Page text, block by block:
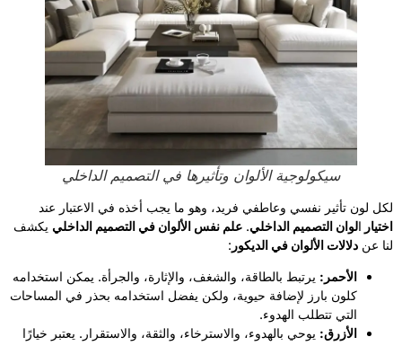
سيكولوجية الألوان وتأثيرها في التصميم الداخلي
لكل لون تأثير نفسي وعاطفي فريد، وهو ما يجب أخذه في الاعتبار عند
اختيار الوان التصميم الداخلي. علم نفس الألوان في التصميم الداخلي يكشف
لنا عن دلالات الألوان في الديكور :
الأحمر: يرتبط بالطاقة، والشغف، والإثارة، والجرأة. يمكن استخدامه
كلون بارز لإضافة حيوية، ولكن يفضل استخدامه بحذر في المساحات
التي تتطلب الهدوء.
الأزرق: يوحي بالهدوء، والاسترخاء، والثقة، والاستقرار. يعتبر خيارًا